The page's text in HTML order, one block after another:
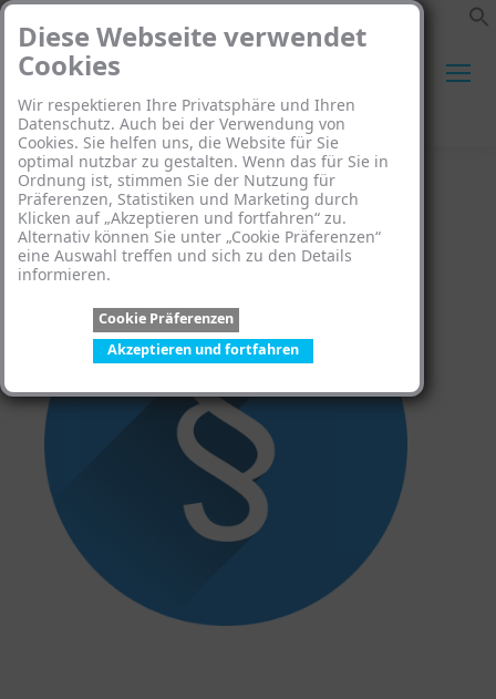
Diese Webseite verwendet
Cookies
Wir respektieren Ihre Privatsphäre und Ihren
Datenschutz. Auch bei der Verwendung von
Cookies. Sie helfen uns, die Website für Sie
optimal nutzbar zu gestalten. Wenn das für Sie in
Ordnung ist, stimmen Sie der Nutzung für
Präferenzen, Statistiken und Marketing durch
Klicken auf „Akzeptieren und fortfahren“ zu.
Alternativ können Sie unter „Cookie Präferenzen“
eine Auswahl treffen und sich zu den Details
informieren.
Cookie Präferenzen
Akzeptieren und fortfahren
Search: